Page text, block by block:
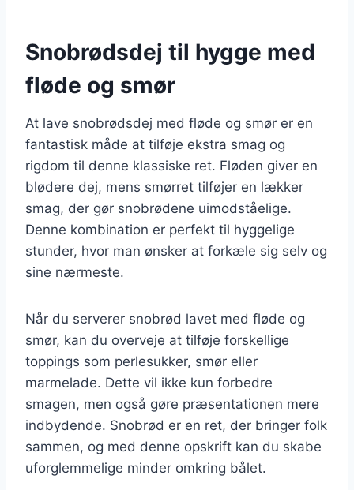
Snobrødsdej til hygge med
fløde og smør
At lave snobrødsdej med fløde og smør er en
fantastisk måde at tilføje ekstra smag og
rigdom til denne klassiske ret. Fløden giver en
blødere dej, mens smørret tilføjer en lækker
smag, der gør snobrødene uimodståelige.
Denne kombination er perfekt til hyggelige
stunder, hvor man ønsker at forkæle sig selv og
sine nærmeste.
Når du serverer snobrød lavet med fløde og
smør, kan du overveje at tilføje forskellige
toppings som perlesukker, smør eller
marmelade. Dette vil ikke kun forbedre
smagen, men også gøre præsentationen mere
indbydende. Snobrød er en ret, der bringer folk
sammen, og med denne opskrift kan du skabe
uforglemmelige minder omkring bålet.